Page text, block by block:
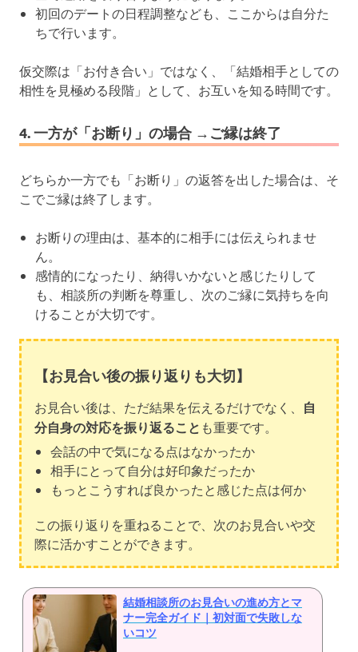
初回のデートの日程調整なども、ここからは自分た
ちで行います。
仮交際は「お付き合い」ではなく、「結婚相手としての
相性を見極める段階」として、お互いを知る時間です。
4. 一方が「お断り」の場合 →ご縁は終了
どちらか一方でも「お断り」の返答を出した場合は、そ
こでご縁は終了します。
お断りの理由は、基本的に相手には伝えられませ
ん。
感情的になったり、納得いかないと感じたりして
も、相談所の判断を尊重し、次のご縁に気持ちを向
けることが大切です。
【お見合い後の振り返りも大切】
お見合い後は、ただ結果を伝えるだけでなく、 自
分自身の対応を振り返ること も重要です。
会話の中で気になる点はなかったか
相手にとって自分は好印象だったか
もっとこうすれば良かったと感じた点は何か
この振り返りを重ねることで、次のお見合いや交
際に活かすことができます。
結婚相談所のお見合いの進め方とマ
ナー完全ガイド｜初対面で失敗しな
いコツ